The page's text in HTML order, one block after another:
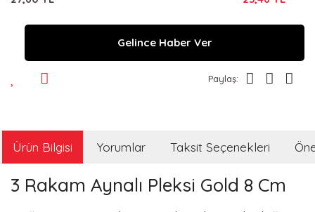
Gelince Haber Ver
Paylaş:
Ürün Bilgisi Yorumlar Taksit Seçenekleri
3 Rakam Aynalı Pleksi Gold 8 Cm